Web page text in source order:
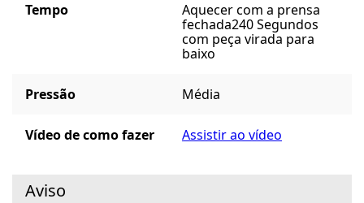
Tempo
Aquecer com a prensa
fechada240 Segundos
com peça virada para
baixo
Pressão Média
Vídeo de como fazer Assistir ao vídeo
Aviso